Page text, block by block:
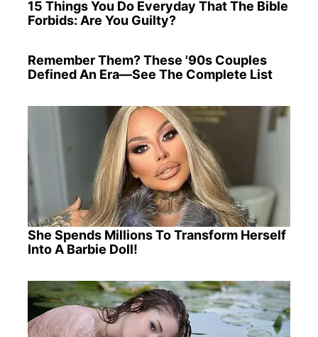
15 Things You Do Everyday That The Bible
Forbids: Are You Guilty?
Remember Them? These '90s Couples
Defined An Era—See The Complete List
She Spends Millions To Transform Herself
Into A Barbie Doll!